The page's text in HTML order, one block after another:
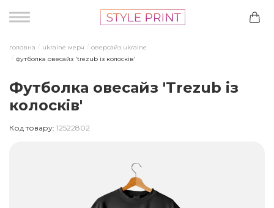
головна ukraine мерч
оверсайз ukraine
футболка овесайз 'trezub із колосків'
Футболка овесайз 'Trezub із
колосків'
Код товару: 12522802